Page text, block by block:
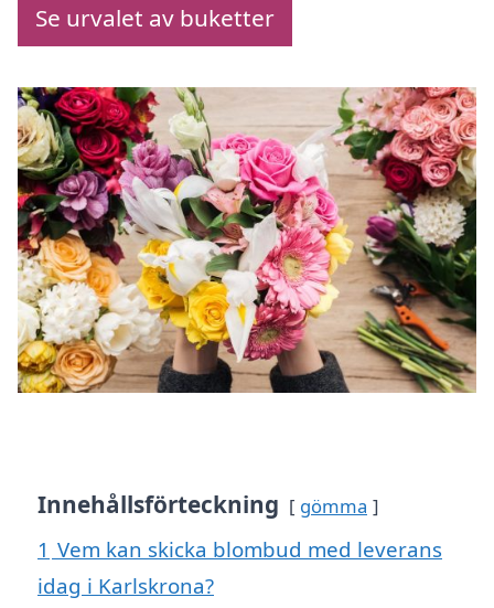
Se urvalet av buketter
Innehållsförteckning gömma
1 Vem kan skicka blombud med leverans
idag i Karlskrona?